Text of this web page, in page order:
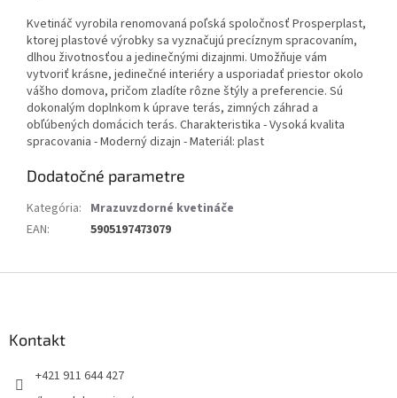
Kvetináč vyrobila renomovaná poľská spoločnosť Prosperplast,
ktorej plastové výrobky sa vyznačujú precíznym spracovaním,
dlhou životnosťou a jedinečnými dizajnmi. Umožňuje vám
vytvoriť krásne, jedinečné interiéry a usporiadať priestor okolo
vášho domova, pričom zladíte rôzne štýly a preferencie. Sú
dokonalým doplnkom k úprave terás, zimných záhrad a
obľúbených domácich terás. Charakteristika - Vysoká kvalita
spracovania - Moderný dizajn - Materiál: plast
Dodatočné parametre
Kategória: Mrazuvzdorné kvetináče
EAN: 5905197473079
Kontakt
+421 911 644 427